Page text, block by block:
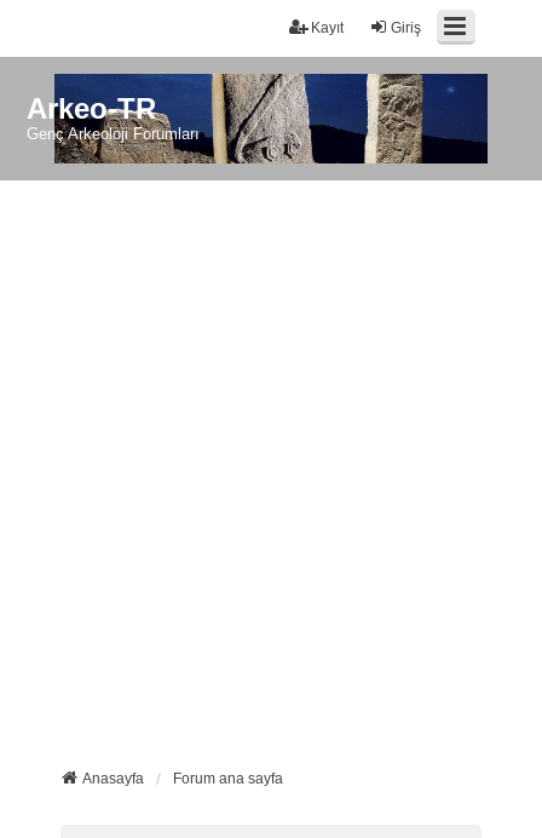
Giriş
Kayıt
Arkeo-TR
Genç Arkeoloji Forumları
Anasayfa Forum ana sayfa